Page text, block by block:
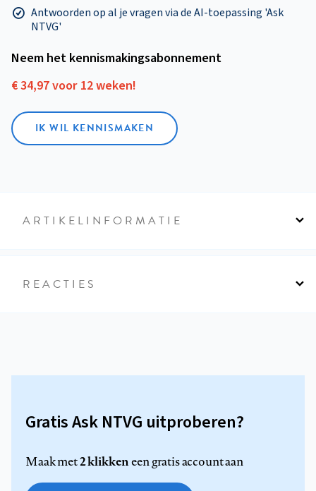
Antwoorden op al je vragen via de AI-toepassing 'Ask
NTVG'
Neem het kennismakings­abonnement
€ 34,97 voor 12 weken!
IK WIL KENNISMAKEN
ARTIKELINFORMATIE
REACTIES
Gratis Ask NTVG uitproberen?
Maak met2 klikkeneen gratis account aan